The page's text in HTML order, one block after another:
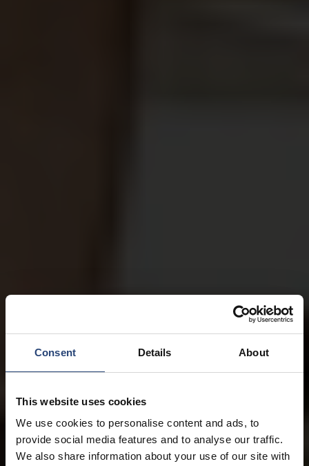
Consent Details About
This website uses cookies
We use cookies to personalise content and ads, to
provide social media features and to analyse our traffic.
We also share information about your use of our site with